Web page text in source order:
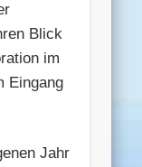
Blick
im
Eingang
Jahr